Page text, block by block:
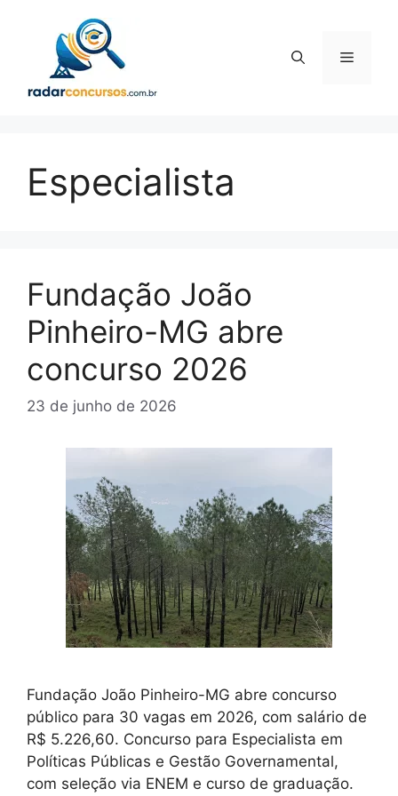
conteúdo
Menu
Especialista
Fundação João
Pinheiro-MG abre
concurso 2026
23 de junho de 2026
Fundação João Pinheiro-MG abre concurso
público para 30 vagas em 2026, com salário de
R$ 5.226,60. Concurso para Especialista em
Políticas Públicas e Gestão Governamental,
com seleção via ENEM e curso de graduação.